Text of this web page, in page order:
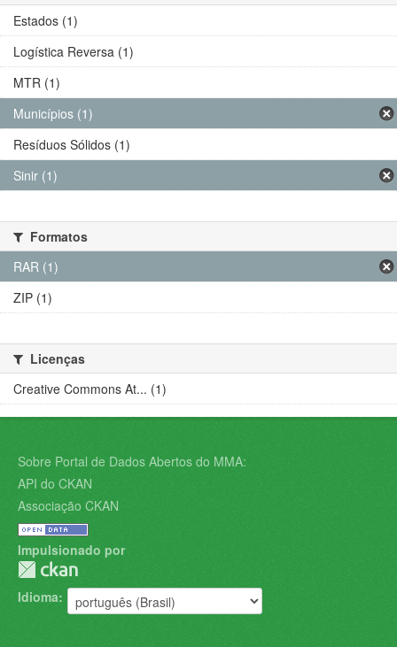
Estados (1)
Logística Reversa (1)
MTR (1)
Municípios (1)
Resíduos Sólidos (1)
Sinir (1)
Formatos
RAR (1)
ZIP (1)
Licenças
Creative Commons At... (1)
Sobre Portal de Dados Abertos do MMA:
API do CKAN
Associação CKAN
Impulsionado por
Idioma